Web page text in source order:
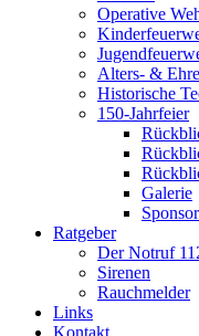
Operative
Alters- &
Historische
150-Jahrfeier
Galerie
Ratgeber
Der Notruf
Sirenen
Rauchmelder
Links
Kontakt